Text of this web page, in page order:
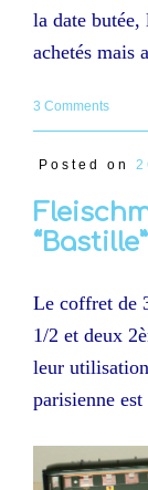
la date butée,
achetés mais
3 Comments
Posted on
“Bastille”
Le coffret de
1/2 et deux
leur
parisienne